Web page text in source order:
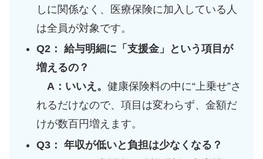
しに関係なく、医療保険に加入している人
は全員が対象です。
Q2： 給与明細に「支援金」という項目が
増えるの？
A：いいえ。 健康保険料の中に“上乗せ”さ
れるだけなので、項目は変わらず、金額だ
けが数百円増えます。
Q3： 年収が低いと負担は少なくなる？